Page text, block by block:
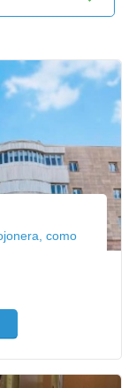
como